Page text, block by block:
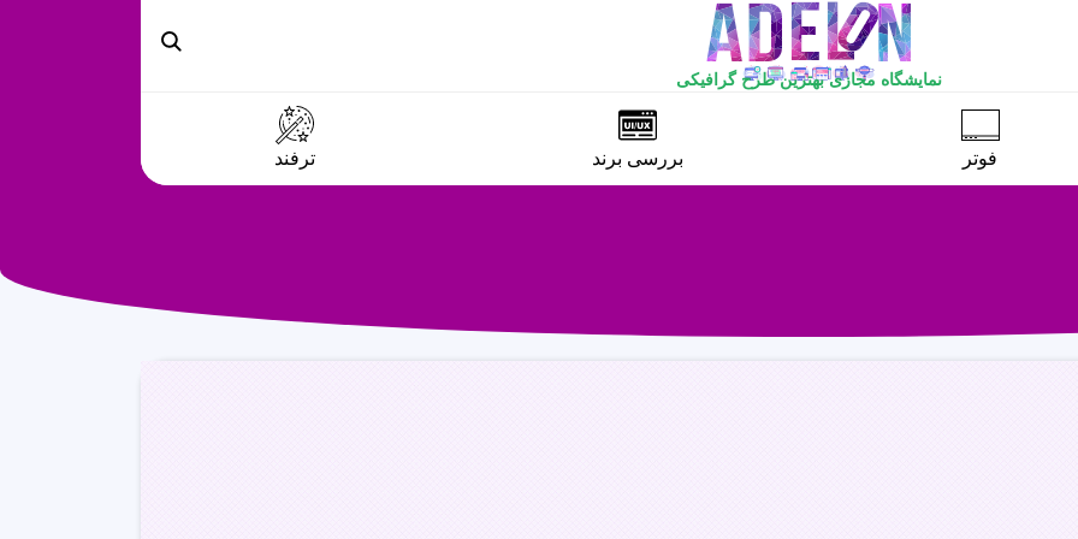
نمایشگاه مجازی بهترین طرح گرافیکی
فوتر بررسی برند ترفند